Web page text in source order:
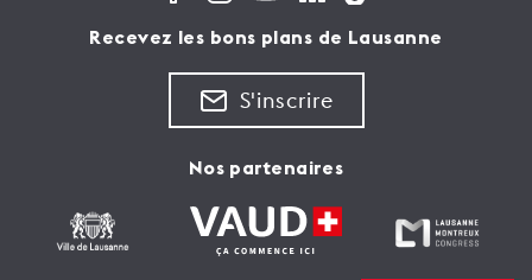
Recevez les bons plans de Lausanne
S'inscrire
Nos partenaires